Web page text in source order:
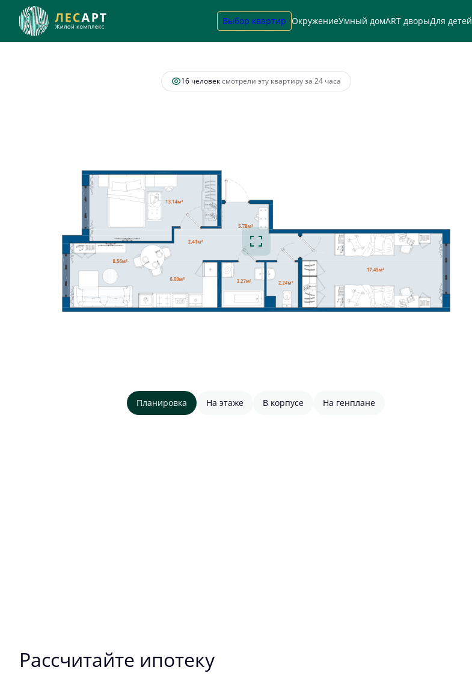
Выбор квартир ОкружениеУмный домART дворыДля детей
2-комнатная58.85 м 14 603 098 руб.Ипотекаот 68 090 руб.
16 человексмотрели эту квартиру за 24 часа
Планировка На этаже В корпусе На генплане
Рассчитайте ипотеку